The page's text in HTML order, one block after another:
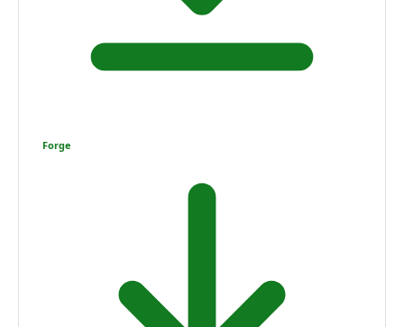
Forge